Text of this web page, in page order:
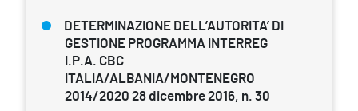
DETERMINAZIONE DELL’AUTORITA’ DI
GESTIONE PROGRAMMA INTERREG
I.P.A. CBC
ITALIA/ALBANIA/MONTENEGRO
2014/2020 28 dicembre 2016, n. 30